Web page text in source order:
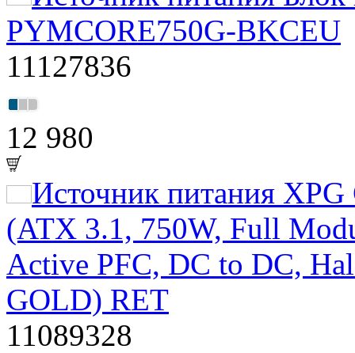
PYMCORE750G-BKCEU
11127836
12 980
Источник питания
(ATX 3.1, 750W, Full
Active PFC, DC to DC,
GOLD) RET
11089328